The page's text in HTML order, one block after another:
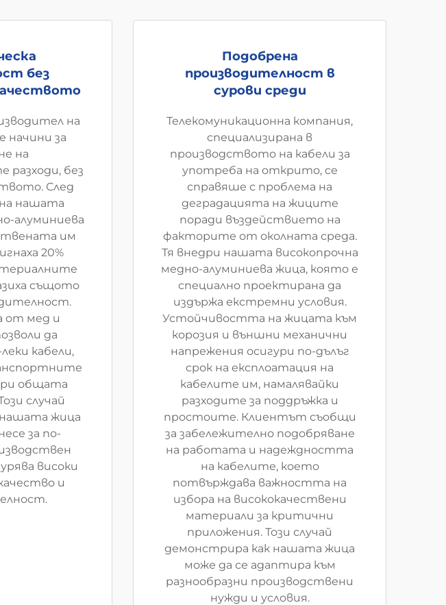
без
на
начини за
на
разходи, без
След
нашата
алуминиева
им
20%
същото
от мед и
да
кабели,
общата
случай
жица
за по-
високи
и
Подобрена
производителност в
сурови среди
Телекомуникационна компания,
специализирана в
производството на кабели за
употреба на открито, се
справяше с проблема на
деградацията на жиците
поради въздействието на
факторите от околната среда.
Тя внедри нашата високопрочна
медно-алуминиева жица, която е
специално проектирана да
издържа екстремни условия.
Устойчивостта на жицата към
корозия и външни механични
напрежения осигури по-дълъг
срок на експлоатация на
кабелите им, намалявайки
разходите за поддръжка и
простоите. Клиентът съобщи
за забележително подобряване
на работата и надеждността
на кабелите, което
потвърждава важността на
избора на висококачествени
материали за критични
приложения. Този случай
демонстрира как нашата жица
може да се адаптира към
разнообразни производствени
нужди и условия.